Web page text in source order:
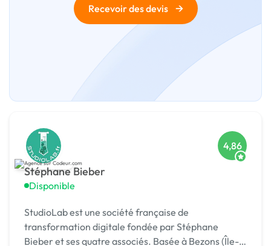
Recevoir des devis
→
Stéphane Bieber
Disponible
4,86
StudioLab est une société française de
transformation digitale fondée par Stéphane
Bieber et ses quatre associés. Basée à Bezons (Île-